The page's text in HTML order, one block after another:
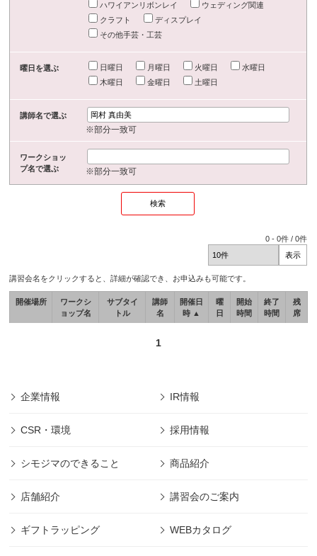
ハワイアンリボンレイ
ウェディング関連
クラフト
ディスプレイ
その他手芸・工芸
曜日を選ぶ 日曜日 月曜日 火曜日
水曜日
木曜日
金曜日 土曜日
講師名で選ぶ
※部分一致可
ワークショッ
プ名で選ぶ
※部分一致可
0 -0件 /0件
講習会名をクリックすると、詳細が確認でき、お申込みも可能です。
開催場所
ワークシ
ョップ名
サブタイ
トル
講師
名
開催日
時 ▲
曜
日
開始
時間
終了
時間
残
席
1
企業情報 IR情報
CSR・環境 採用情報
シモジマのできること 商品紹介
店舗紹介 講習会のご案内
ギフトラッピング WEBカタログ